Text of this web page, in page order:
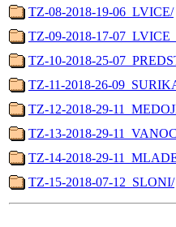
TZ-08-2018-19-06_LVICE/
TZ-09-2018-17-
TZ-10-2018-25-
TZ-11-2018-26-
TZ-12-2018-29-
TZ-13-2018-29-
TZ-14-2018-29-
TZ-15-2018-07-12_SLONI/